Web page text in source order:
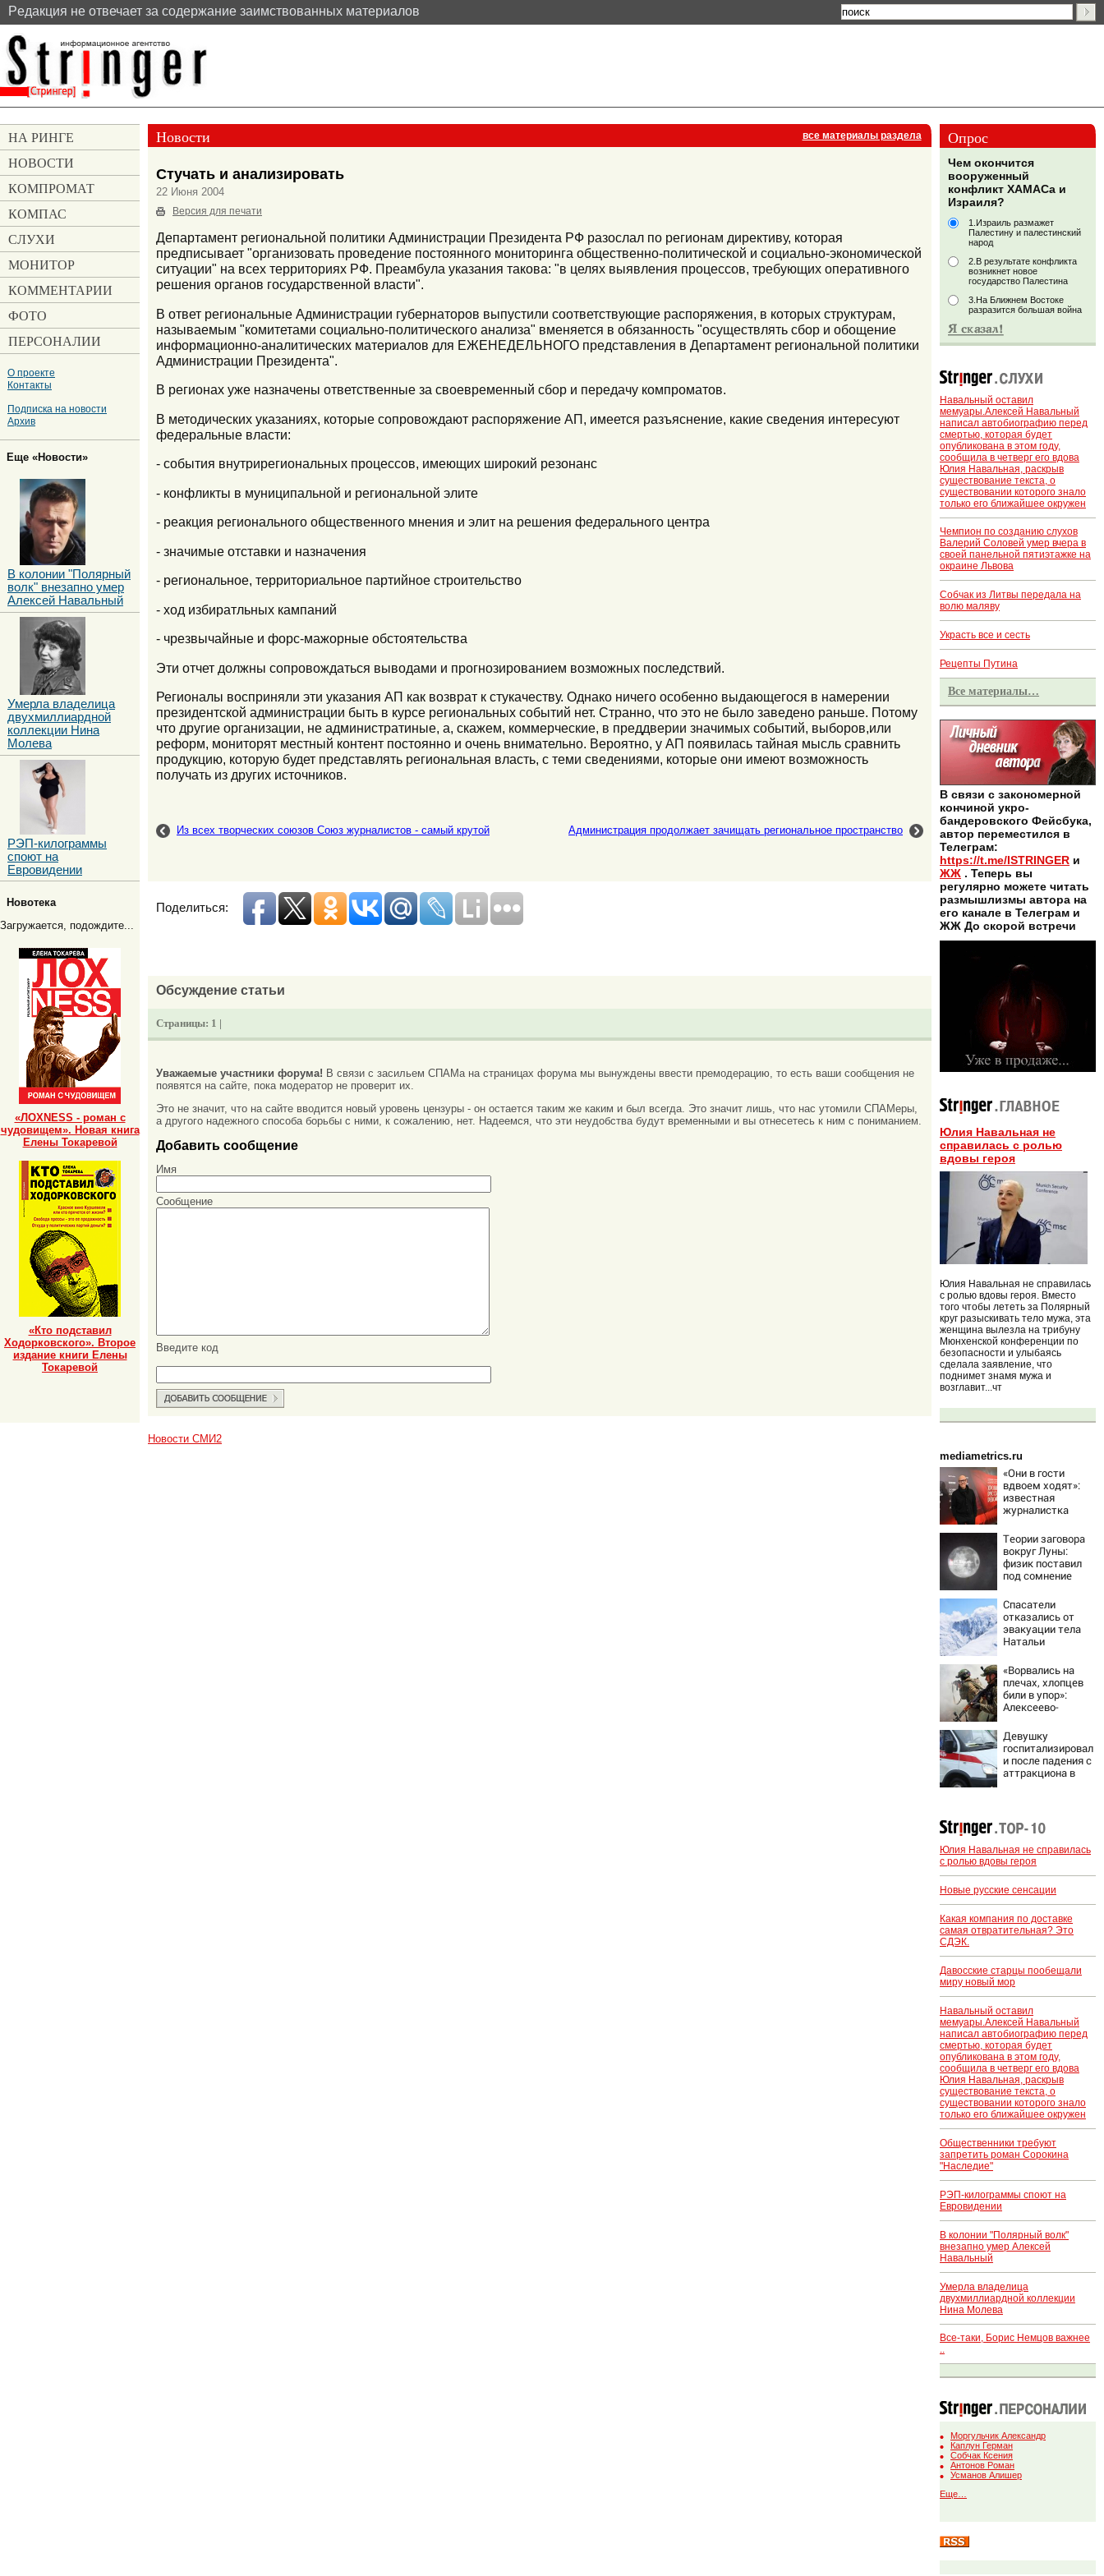
Pедакция не отвечает за содержание заимствованных материалов
Новости все материалы раздела
Стучать и анализировать
22 Июня 2004
Версия для печати
Департамент региональной политики Администрации Президента РФ разослал по регионам директиву, которая
предписывает "организовать проведение постоянного мониторинга общественно-политической и социально-экономической
ситуации" на всех территориях РФ. Преамбула указания такова: "в целях выявления процессов, требующих оперативного
решения органов государственной власти".
В ответ региональные Администрации губернаторов выпустили соответствующие распоряжения, в которых структурам,
называемым "комитетами социально-политического анализа" вменяется в обязанность "осуществлять сбор и обощение
информационно-аналитических материалов для ЕЖЕНЕДЕЛЬНОГО представления в Департамент региональной политики
Администрации Президента".
В регионах уже назначены ответственные за своевременный сбор и передачу компроматов.
В методических указаниях, которые сопровождают распоряжение АП, имеется разъяснение, какие сведения интересуют
федеральные власти:
- события внутрирегиональных процессов, имеющих широкий резонанс
- конфликты в муниципальной и региональной элите
- реакция регионального общественного мнения и элит на решения федерального центра
- значимые отставки и назначения
- региональное, территориальное партийное строительство
- ход избиратльных кампаний
- чрезвычайные и форс-мажорные обстоятельства
Эти отчет должны сопровождаться выводами и прогнозированием возможных последствий.
Регионалы восприняли эти указания АП как возврат к стукачеству. Однако ничего особенно выдающегося в намерении
президентской администрации быть в курсе региональных событий нет. Странно, что это не было заведено раньше. Потому
что другие организации, не администратиные, а, скажем, коммерческие, в преддверии значимых событий, выборов,или
реформ, мониторят местный контент постоянно и очень внимательно. Вероятно, у АП появилась тайная мысль сравнить
продукцию, которую будет представлять региональная власть, с теми сведениями, которые они имеют возможность
получать из других источников.
Из всех творческих союзов Союз журналистов - самый крутой Администрация продолжает зачищать региональное пространство
Поделиться:
Обсуждение статьи
Страницы: 1 |
Уважаемые участники форума! В связи с засильем СПАМа на страницах форума мы вынуждены ввести премодерацию, то есть ваши сообщения не
появятся на сайте, пока модератор не проверит их.
Это не значит, что на сайте вводится новый уровень цензуры - он остается таким же каким и был всегда. Это значит лишь, что нас утомили СПАМеры,
а другого надежного способа борьбы с ними, к сожалению, нет. Надеемся, что эти неудобства будут временными и вы отнесетесь к ним с пониманием.
Добавить сообщение
Имя
Сообщение
Введите код
Новости СМИ2
Опрос
Чем окончится
вооруженный
конфликт ХАМАСа и
Израиля?
1.Израиль размажет
Палестину и палестинский
народ
2.В результате конфликта
возникнет новое
государство Палестина
3.На Ближнем Востоке
разразится большая война
Навальный оставил
мемуары.Алексей Навальный
написал автобиографию перед
смертью, которая будет
опубликована в этом году,
сообщила в четверг его вдова
Юлия Навальная, раскрыв
существование текста, о
существовании которого знало
только его ближайшее окружен
Чемпион по созданию слухов
Валерий Соловей умер вчера в
своей панельной пятиэтажке на
окраине Львова
Собчак из Литвы передала на
волю маляву
Украсть все и сесть
Рецепты Путина
Все материалы…
В связи с закономерной
кончиной укро-
бандеровского Фейсбука,
автор переместился в
Телеграм:
https://t.me/ISTRINGER и
ЖЖ . Теперь вы
регулярно можете читать
размышлизмы автора на
его канале в Телеграм и
ЖЖ До скорой встречи
Юлия Навальная не
справилась с ролью
вдовы героя
Юлия Навальная не справилась
с ролью вдовы героя. Вместо
того чтобы лететь за Полярный
круг разыскивать тело мужа, эта
женщина вылезла на трибуну
Мюнхенской конференции по
безопасности и улыбаясь
сделала заявление, что
поднимет знамя мужа и
возглавит...чт
mediametrics.ru
«Они в гости
вдвоем ходят»:
известная
журналистка
роман
Бондарчука и
Исаковой
Теории заговора
вокруг Луны:
физик поставил
под сомнение
Спасатели
отказались от
эвакуации тела
Натальи
семитысячника
«Ворвались на
плечах, хлопцев
били в упор»:
Алексеево-
могильником для
«птах Мадьяра»
Девушку
госпитализировал
и после падения с
аттракциона в
Юлия Навальная не справилась
с ролью вдовы героя
Новые русские сенсации
Какая компания по доставке
самая отвратительная? Это
СДЭК.
Давосские старцы пообещали
миру новый мор
Навальный оставил
мемуары.Алексей Навальный
написал автобиографию перед
смертью, которая будет
опубликована в этом году,
сообщила в четверг его вдова
Юлия Навальная, раскрыв
существование текста, о
существовании которого знало
только его ближайшее окружен
Общественники требуют
запретить роман Сорокина
"Наследие"
РЭП-килограммы споют на
Евровидении
В колонии "Полярный волк"
внезапно умер Алексей
Навальный
Умерла владелица
двухмиллиардной коллекции
Нина Молева
Все-таки, Борис Немцов важнее
..
Моргульчик Александр
Каплун Герман
Собчак Ксения
Антонов Роман
Усманов Алишер
Еще…
НА РИНГЕ
НОВОСТИ
КОМПРОМАТ
КОМПАС
СЛУХИ
МОНИТОР
КОММЕНТАРИИ
ФОТО
ПЕРСОНАЛИИ
О проекте
Контакты
Подписка на новости
Архив
Еще «Новости»
В колонии "Полярный
волк" внезапно умер
Алексей Навальный
Умерла владелица
двухмиллиардной
коллекции Нина
Молева
РЭП-килограммы
споют на
Евровидении
Новотека
Загружается, подождите...
«ЛОХNESS - роман с
чудовищем». Новая книга
Елены Токаревой
«Кто подставил
Ходорковского». Второе
издание книги Елены
Токаревой